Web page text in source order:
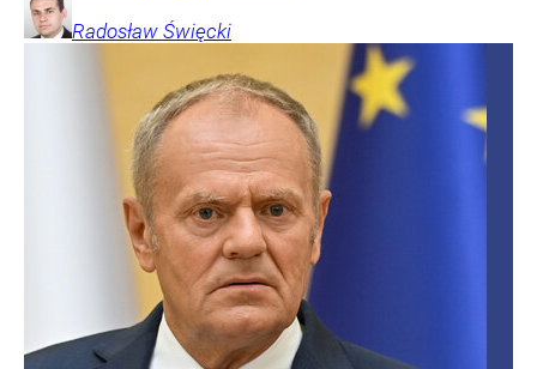
Radosław Święcki